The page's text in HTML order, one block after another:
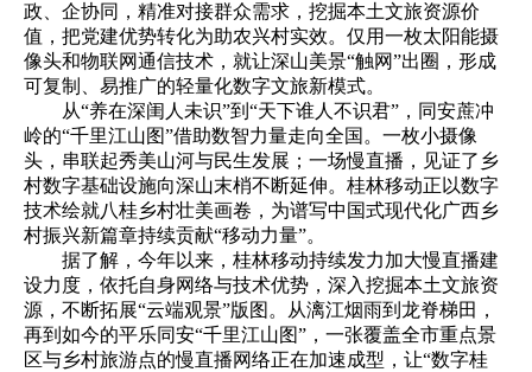
政、企协同，精准对接群众需求，挖掘本土文旅资源价
值，把党建优势转化为助农兴村实效。仅用一枚太阳能摄
像头和物联网通信技术，就让深山美景“触网”出圈，形成
可复制、易推广的轻量化数字文旅新模式。
从“养在深闺人未识”到“天下谁人不识君”，同安蔗冲
岭的“千里江山图”借助数智力量走向全国。一枚小摄像
头，串联起秀美山河与民生发展；一场慢直播，见证了乡
村数字基础设施向深山末梢不断延伸。桂林移动正以数字
技术绘就八桂乡村壮美画卷，为谱写中国式现代化广西乡
村振兴新篇章持续贡献“移动力量”。
据了解，今年以来，桂林移动持续发力加大慢直播建
设力度，依托自身网络与技术优势，深入挖掘本土文旅资
源，不断拓展“云端观景”版图。从漓江烟雨到龙脊梯田，
再到如今的平乐同安“千里江山图”，一张覆盖全市重点景
区与乡村旅游点的慢直播网络正在加速成型，让“数字桂